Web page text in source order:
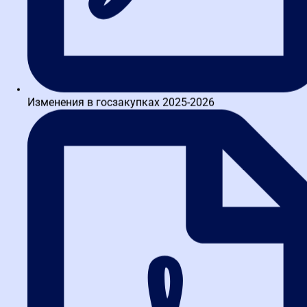
прописать в своем положении о закупке более жесткие или
более мягкие правила. Всегда читайте документацию
2. Что делать, если российский
аналог отсутствует?
Заказчик обязан разместить в ЕИС обоснование невозможности
соблюдения запрета. Если обоснования нет, закупку могут
оспорить в ФАС. Для поставщика это сигнал: можно
попробовать поставить импорт, но нужно быть готовым к
национальный режим к работам и
Аналогично товарам. Если работа (например, строительство)
выполняется с использованием иностранных материалов, на
которые установлен запрет, заявка может быть отклонена.
Исключение — если заказчик указал в документации, что
Изменения в госзакупках 2025-2026